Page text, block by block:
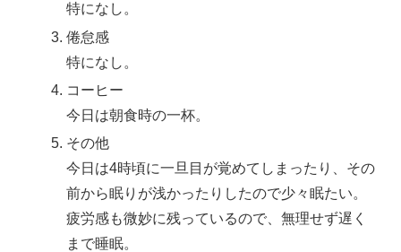
特になし。
倦怠感
特になし。
コーヒー
今日は朝食時の一杯。
その他
今日は4時頃に一旦目が覚めてしまったり、その
前から眠りが浅かったりしたので少々眠たい。
疲労感も微妙に残っているので、無理せず遅く
まで睡眠。